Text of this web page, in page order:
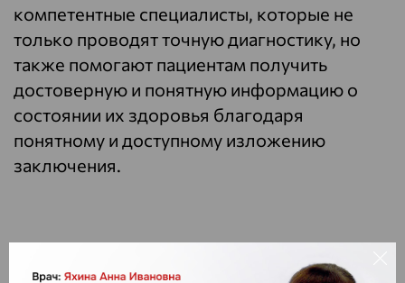
компетентные специалисты, которые не
только проводят точную диагностику, но
также помогают пациентам получить
достоверную и понятную информацию о
состоянии их здоровья благодаря
понятному и доступному изложению
заключения.